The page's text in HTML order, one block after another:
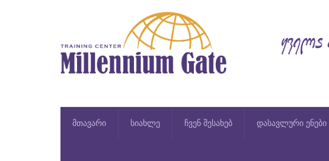
მთავარი სიახლე ჩვენ შესახებ დასავლური ენები